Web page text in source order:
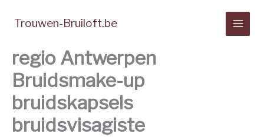
naarTrouwen-Bruiloft.be
regio Antwerpen
Bruidsmake-up
bruidskapsels
bruidsvisagiste